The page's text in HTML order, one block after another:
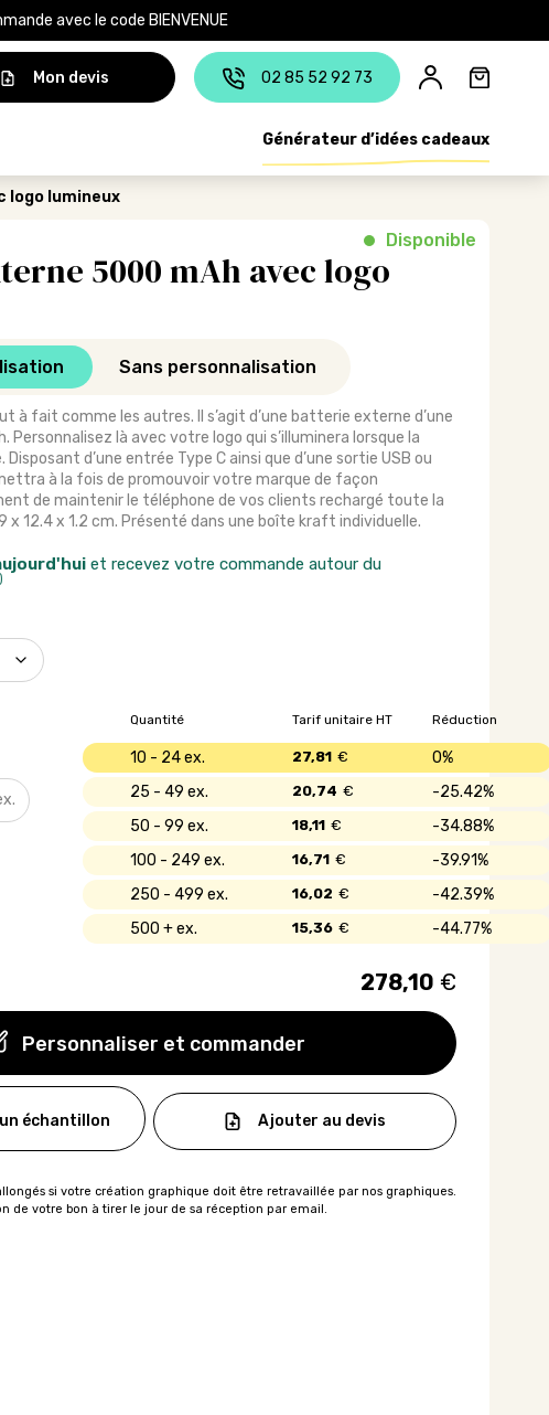
avec le code BIENVENUE
Mon devis
02 85 52 92 73
Générateur d’idées cadeaux
logo lumineux
5000 mAh avec logo
Disponible
Sans personnalisation
à fait comme les autres. Il s’agit d’une batterie externe d’une
Personnalisez là avec votre logo qui s’illuminera lorsque la
d’une entrée Type C ainsi que d’une sortie USB ou
à la fois de promouvoir votre marque de façon
de maintenir le téléphone de vos clients rechargé toute la
x 12.4 x 1.2 cm. Présenté dans une boîte kraft individuelle.
et recevez votre commande autour du
Personnaliser et commander
Quantité Réduction
Tarif unitaire HT
10 - 24 0%
27,81 €
25 - 49 25.42%
20,74 €
50 - 99 34.88%
18,11 €
100 - 249 39.91%
16,71 €
250 - 499 42.39%
16,02 €
500 + 44.77%
15,36 €
278,10 €
échantillon Ajouter au devis